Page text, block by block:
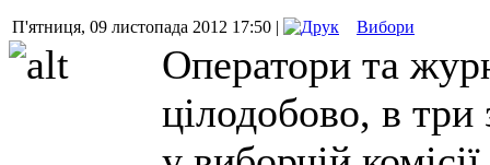
П'ятниця, 09 листопада 2012 17:50 | Вибори
Оператори та
цілодобово, в три